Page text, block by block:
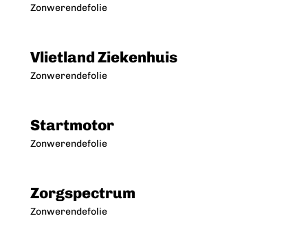
Zonwerendefolie
Vlietland Ziekenhuis
Zonwerendefolie
Startmotor
Zonwerendefolie
Zorgspectrum
Zonwerendefolie